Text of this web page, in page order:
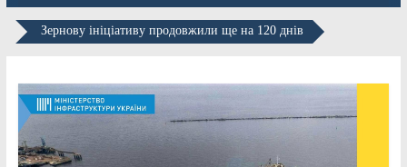
Зернову ініціативу продовжили ще на 120 днів